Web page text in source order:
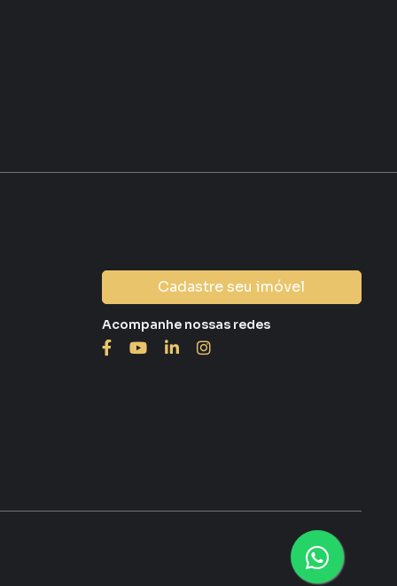
Cadastre seu imóvel
Acompanhe nossas redes